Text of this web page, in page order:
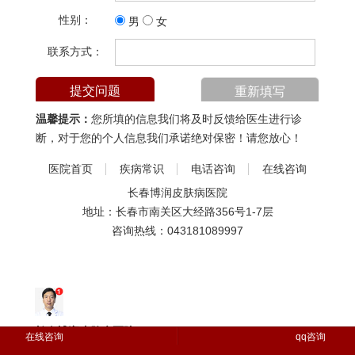
性别： 男 女
联系方式：
温馨提示： 您所填的信息我们将及时反馈给医生进行诊
断，对于您的个人信息我们承诺绝对保密！请您放心！
医院首页 疾病常识 电话咨询
在线咨询
长春博润皮肤病医院
地址：长春市南关区大经路356号1-7层
咨询热线： 043181089997
在线咨询 qq咨询
长春博润皮肤病医院